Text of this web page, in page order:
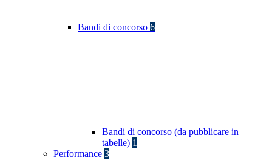
Bandi di concorso 6
Bandi di concorso (da pubblicare in
tabelle) 1
Performance 3